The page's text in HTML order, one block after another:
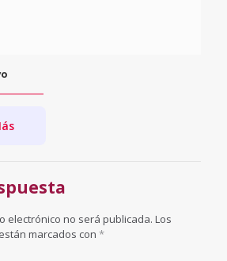
electrónico no será publicada. Los
marcados con *